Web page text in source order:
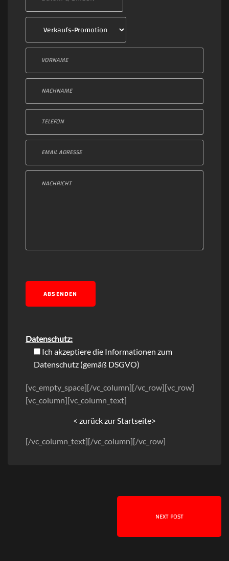
Datenschutz:
Ich akzeptiere die Informationen zum
Datenschutz (gemäß DSGVO)
[vc_empty_space][/vc_column][/vc_row][vc_row]
[vc_column][vc_column_text]
< zurück zur Startseite>
[/vc_column_text][/vc_column][/vc_row]
NEXT POST